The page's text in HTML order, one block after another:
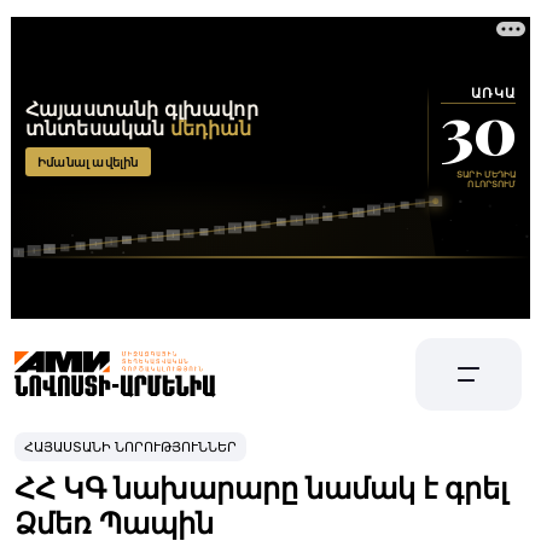
ՀԱՅԱՍՏԱՆԻ ՆՈՐՈՒԹՅՈՒՆՆԵՐ
ՀՀ ԿԳ նախարարը նամակ է գրել
Ձմեռ Պապին